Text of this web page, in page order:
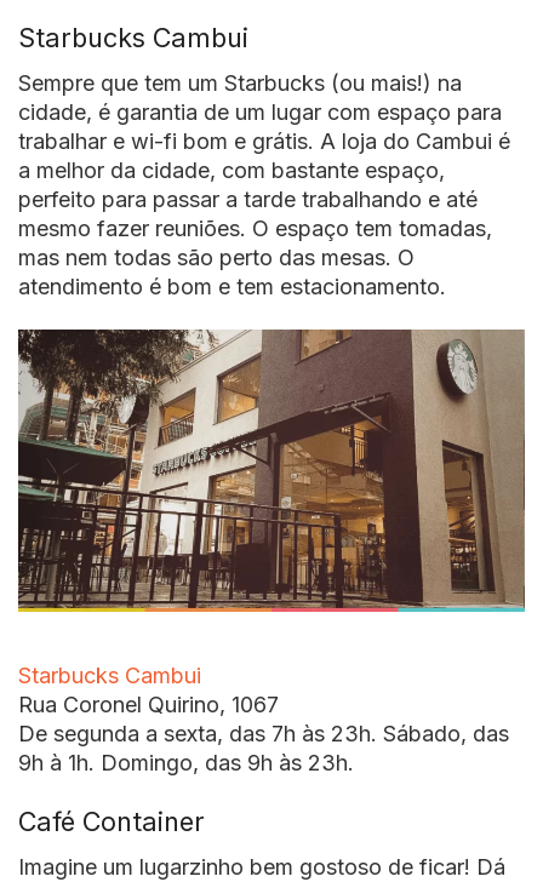
Starbucks Cambui
Sempre que tem um Starbucks (ou mais!) na
cidade, é garantia de um lugar com espaço para
trabalhar e wi-fi bom e grátis. A loja do Cambui é
a melhor da cidade, com bastante espaço,
perfeito para passar a tarde trabalhando e até
mesmo fazer reuniões. O espaço tem tomadas,
mas nem todas são perto das mesas. O
atendimento é bom e tem estacionamento.
Starbucks Cambui
Rua Coronel Quirino, 1067
De segunda a sexta, das 7h às 23h. Sábado, das
9h à 1h. Domingo, das 9h às 23h.
Café Container
Imagine um lugarzinho bem gostoso de ficar! Dá